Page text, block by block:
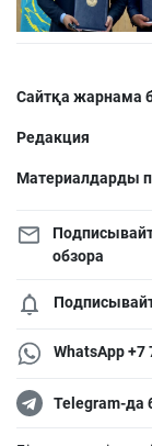
Сайтқа жарнама
Редакция
Материалдарды
обзора
WhatsApp +7
Telegram-да